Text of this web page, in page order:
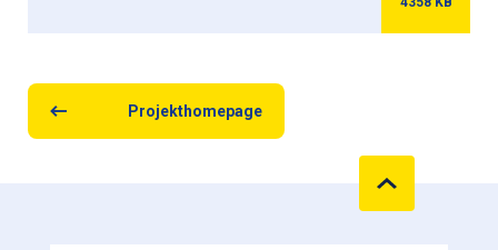
Projekthomepage